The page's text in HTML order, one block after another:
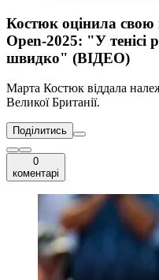
Костюк оцінила
Open-2025: "У тенісі
швидко" (ВІДЕО)
Марта Костюк віддала
Великої Британії.
Поділитись
0
коментарі